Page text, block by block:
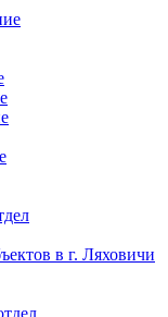
в г. Ляховичи